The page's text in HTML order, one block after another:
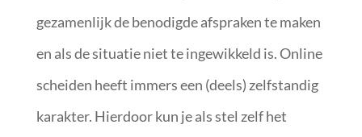
gezamenlijk de benodigde afspraken te maken
en als de situatie niet te ingewikkeld is. Online
scheiden heeft immers een (deels) zelfstandig
karakter. Hierdoor kun je als stel zelf het